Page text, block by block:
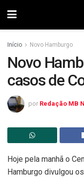
Início Novo Hamburgo
Novo
casos de
por Redação MB
Hoje pela manhã o
Hamburgo divulgou